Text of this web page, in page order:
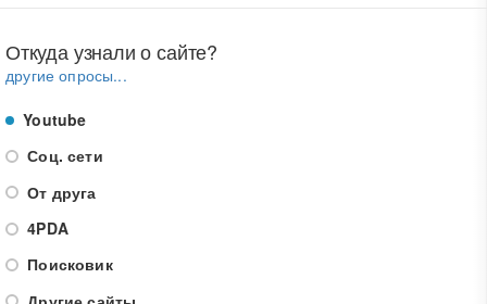
Откуда узнали о сайте?
другие опросы...
Youtube
Соц. сети
От друга
4PDA
Поисковик